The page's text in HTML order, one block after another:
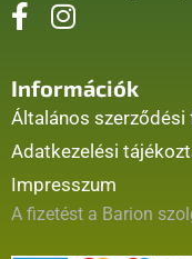
Információk
Általános szerződési
Adatkezelési
Impresszum
A fizetést a Barion